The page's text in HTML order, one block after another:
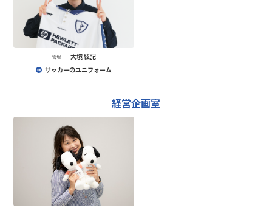
管理 大境 絃記
サッカーのユニフォーム
経営企画室